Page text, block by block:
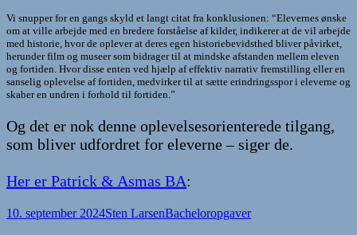
Vi snupper for en gangs skyld et langt citat fra konklusionen: “Elevernes ønske
om at ville arbejde med en bredere forståelse af kilder, indikerer at de vil arbejde
med historie, hvor de oplever at deres egen historiebevidsthed bliver påvirket,
herunder film og museer som bidrager til at mindske afstanden mellem eleven
og fortiden. Hvor disse enten ved hjælp af effektiv narrativ fremstilling eller en
sanselig oplevelse af fortiden, medvirker til at sætte erindringsspor i eleverne og
skaber en undren i forhold til fortiden.”
Og det er nok denne oplevelsesorienterede tilgang,
som bliver udfordret for eleverne – siger de.
Her er Patrick & Asmas BA:
Udgivet
10. september 2024Forfatter
Sten LarsenKategorier
Bacheloropgaver